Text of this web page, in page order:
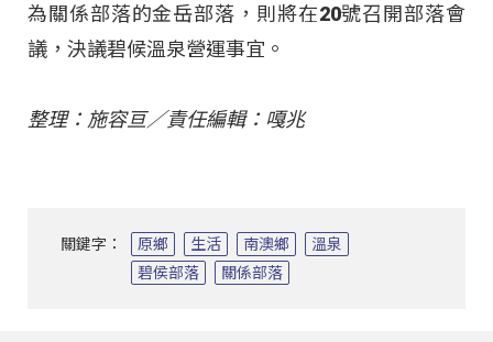
為關係部落的金岳部落，則將在20號召開部落會
議，決議碧候溫泉營運事宜。
整理：施容亘／責任編輯：嘎兆
關鍵字： 原鄉 生活 南澳鄉
溫泉
碧侯部落
關係部落